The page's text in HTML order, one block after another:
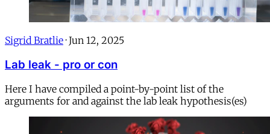
Sigrid Bratlie · Jun 12, 2025
Lab leak - pro or con
Here I have compiled a point-by-point list of the
arguments for and against the lab leak hypothesis(es)